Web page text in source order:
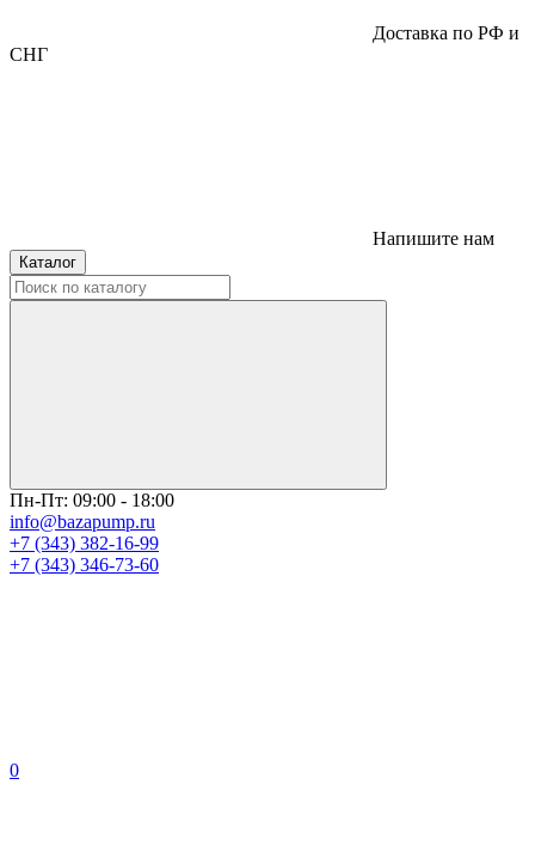
Доставка по РФ и
СНГ
Напишите нам
Каталог
Пн-Пт: 09:00 - 18:00
info@bazapump.ru
+7 (343) 382-16-99
+7 (343) 346-73-‬60
0